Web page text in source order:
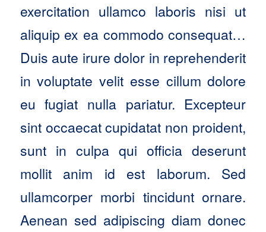
exercitation ullamco laboris nisi ut
aliquip ex ea commodo consequat…
Duis aute irure dolor in reprehenderit
in voluptate velit esse cillum dolore
eu fugiat nulla pariatur. Excepteur
sint occaecat cupidatat non proident,
sunt in culpa qui officia deserunt
mollit anim id est laborum. Sed
ullamcorper morbi tincidunt ornare.
Aenean sed adipiscing diam donec